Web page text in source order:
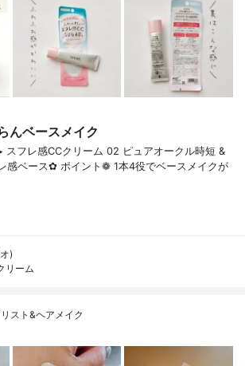
んベースメイク
スフレ感CCクリーム 02 ピュアオークル時短 &
感ベース✿ ポイント❁︎ 1本4役でベースメイクが
)
リーム
スト&ヘアメイク